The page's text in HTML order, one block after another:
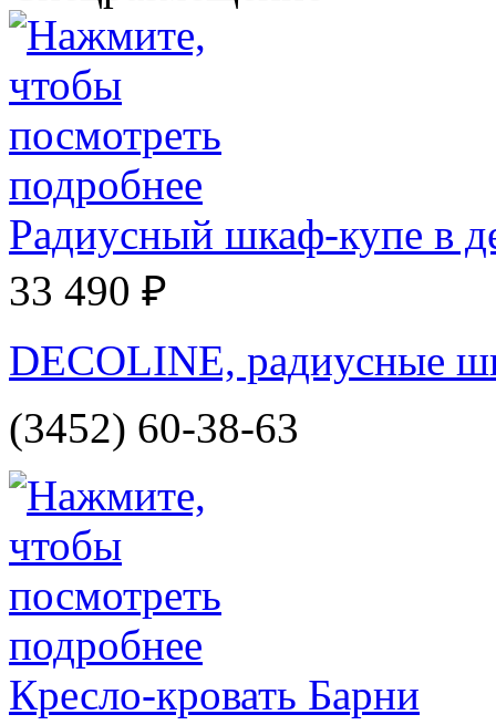
Радиусный шкаф-купе в
33 490 ₽
DECOLINE, радиусные
(3452) 60-38-63
Кресло-кровать Барни